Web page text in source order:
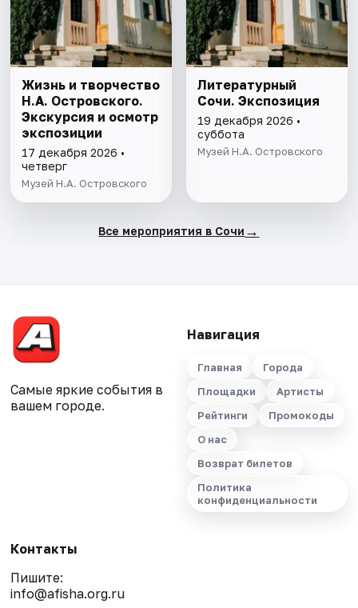
Жизнь и творчество
Н.А. Островского.
Экскурсия и осмотр
экспозиции
17 декабря 2026 •
четверг
Музей Н.А. Островского
Литературный
Сочи. Экспозиция
19 декабря 2026 •
суббота
Музей Н.А. Островского
Все мероприятия в Сочи →
Самые яркие события в
вашем городе.
Навигация
Главная
Города
Площадки
Артисты
Рейтинги
Промокоды
О нас
Возврат билетов
Политика
конфиденциальности
Контакты
Пишите:
info@afisha.org.ru